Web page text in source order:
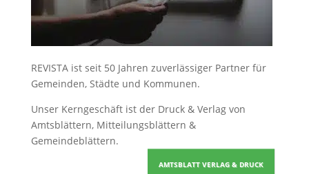
REVISTA ist seit 50 Jahren zuverlässiger Partner für
Gemeinden, Städte und Kommunen.
Unser Kerngeschäft ist der Druck & Verlag von
Amtsblättern, Mitteilungsblättern &
Gemeindeblättern.
AMTSBLATT VERLAG & DRUCK